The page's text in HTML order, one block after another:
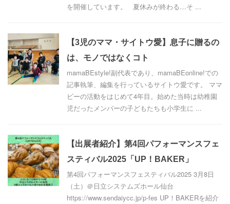
を開催しています。 夏休みが終わる…そ ...
【3児のママ・サイトウ愛】息子に贈るの
は、モノではなくコト
mamaBEstyle!副代表であり、mamaBEonline!での
記事執筆、編集を行っているサイトウ愛です。 ママ
ビーの活動をはじめて4年目。始めた当時は幼稚園
児だったメンバーの子どもたちも小学生に ...
【出展者紹介】第4回パフォーマンスフェ
スティバル2025「UP！BAKER」
第4回パフォーマンスフェスティバル2025 3月8日
（土）＠日立システムズホール仙台
https://www.sendaiycc.jp/p-fes UP！BAKERを紹介